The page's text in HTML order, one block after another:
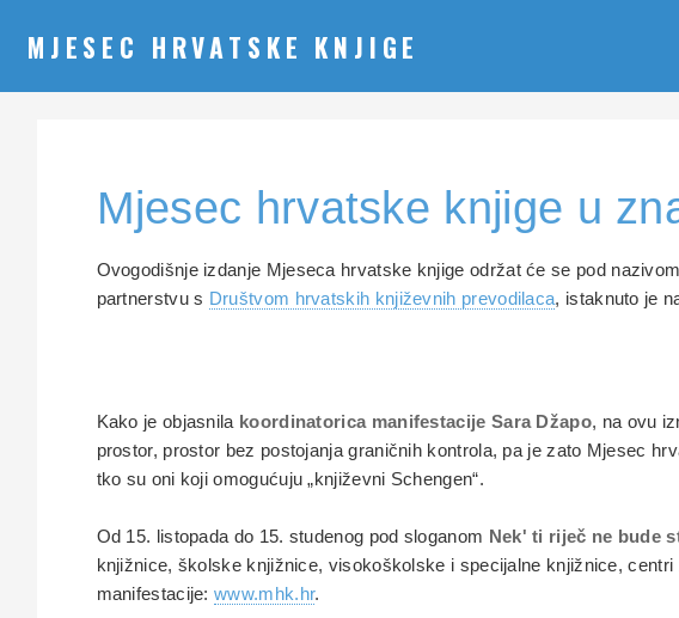
MJESEC HRVATSKE KNJIGE
Mjesec hrvatske knjige u
Ovogodišnje izdanje Mjeseca hrvatske knjige održat će se pod nazivom
partnerstvu s Društvom hrvatskih književnih prevodilaca, istaknuto je
Kako je objasnila koordinatorica manifestacije Sara Džapo, na ovu
prostor, prostor bez postojanja graničnih kontrola, pa je zato Mjesec
tko su oni koji omogućuju „književni Schengen“.
Od 15. listopada do 15. studenog pod sloganom Nek' ti riječ ne bude
knjižnice, školske knjižnice, visokoškolske i specijalne knjižnice,
manifestacije:www.mhk.hr.